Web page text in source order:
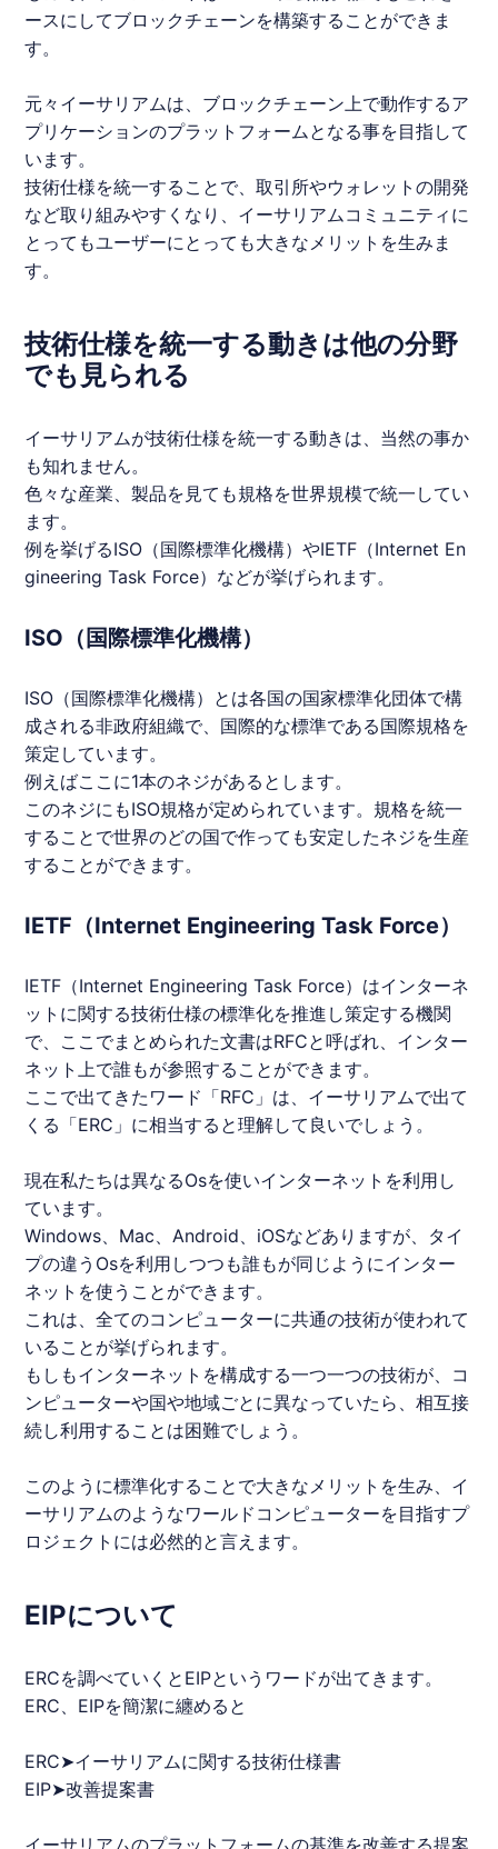
ースにしてブロックチェーンを構築することができま
す。
元々 イーサリアムは、ブロックチェーン上で動作するア
プリケーションのプラットフォームとなる事を目指して
います。
技術仕様を統一することで、取引所やウォレットの開発
など取り組みやすくなり、 イーサリアムコミュニティに
とってもユーザーにとっても大きなメリットを生みま
す。
技術仕様を統一する動きは他の分野
でも見られる
イーサリアムが技術仕様を統一する動きは、当然の事か
も知れません。
色々な産業、製品を見ても規格を世界規模で統一してい
ます。
例を挙げるISO（国際標準化機構）やIETF（Internet En
gineering Task Force）などが挙げられます。
ISO（国際標準化機構）
ISO（国際標準化機構）とは各国の国家標準化団体で構
成される非政府組織で、国際的な標準である国際規格を
策定しています。
例えばここに1本のネジがあるとします。
このネジにもISO規格が定められています。規格を統一
することで世界のどの国で作っても安定したネジを生産
することができます。
IETF（Internet Engineering Task Force）
IETF（Internet Engineering Task Force）はインターネ
ットに関する技術仕様の標準化を推進し策定する機関
で、ここでまとめられた文書はRFCと呼ばれ、インター
ネット上で誰もが参照することができます。
ここで出てきたワード「RFC」は、 イーサリアムで出て
くる「ERC 」に相当すると理解して良いでしょう。
現在私たちは異なるOsを使いインターネットを利用し
ています。
Windows、Mac、Android、iOSなどありますが、タイ
プの違うOsを利用しつつも誰もが同じようにインター
ネットを使うことができます。
これは、全てのコンピューターに共通の技術が使われて
いることが挙げられます。
もしもインターネットを構成する一つ一つの技術が、コ
ンピューターや国や地域ごとに異なっていたら、相互接
続し利用することは困難でしょう。
このように標準化することで大きなメリットを生み、 イ
ーサリアムのようなワールドコンピューターを目指すプ
ロジェクトには必然的と言えます。
EIPについて
ERCを調べていくとEIPというワードが出てきます。
ERC、EIPを簡潔に纏めると
ERC➤イーサリアムに関する技術仕様書
EIP➤改善提案書